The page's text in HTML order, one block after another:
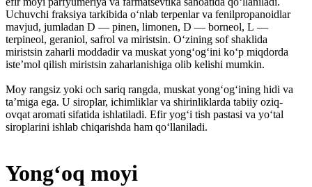
Uchuvchi fraksiya tarkibida oʻnlab terpenlar va fenilpropanoidlar
mavjud, jumladan D — pinen, limonen, D — borneol, L —
terpineol, geraniol, safrol va miristsin. Oʻzining sof shaklida
miristsin zaharli moddadir va muskat yongʻogʻini koʻp miqdorda
isteʼmol qilish miristsin zaharlanishiga olib kelishi mumkin.
Moy rangsiz yoki och sariq rangda, muskat yongʻogʻining hidi va
taʼmiga ega. U siroplar, ichimliklar va shirinliklarda tabiiy oziq-
ovqat aromati sifatida ishlatiladi. Efir yogʻi tish pastasi va yoʻtal
siroplarini ishlab chiqarishda ham qoʻllaniladi.
Yongʻoq moyi